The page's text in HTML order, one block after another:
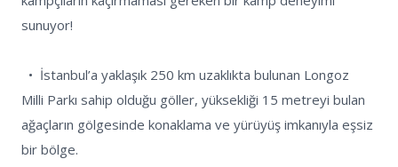
sunuyor!
Milli Parkı sahip olduğu göller, yüksekliği 15 metreyi bulan
ağaçların gölgesinde konaklama ve yürüyüş imkanıyla eşsiz
bir bölge.